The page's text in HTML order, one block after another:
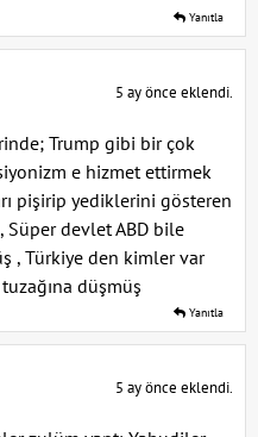
Yanıtla
5 ay önce eklendi.
Trump gibi bir çok
e hizmet ettirmek
pişirip yediklerini gösteren
devlet ABD bile
, Türkiye den kimler var
düşmüş
Yanıtla
5 ay önce eklendi.